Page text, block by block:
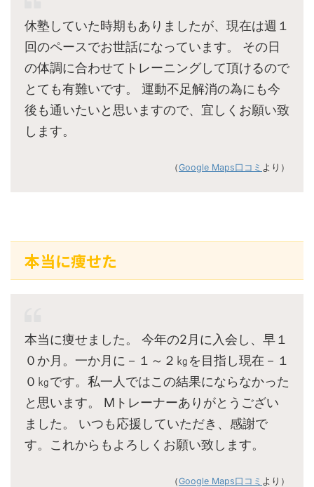
休塾していた時期もありましたが、現在は週１
回のペースでお世話になっています。 その日
の体調に合わせてトレーニングして頂けるので
とても有難いです。 運動不足解消の為にも今
後も通いたいと思いますので、宜しくお願い致
します。
（Google Maps口コミ より）
本当に痩せた
本当に痩せました。 今年の2月に入会し、早１
０か月。一か月に－１～２㎏を目指し現在－１
０㎏です。私一人ではこの結果にならなかった
と思います。 Mトレーナーありがとうござい
ました。 いつも応援していただき、感謝で
す。これからもよろしくお願い致します。
（Google Maps口コミ より）